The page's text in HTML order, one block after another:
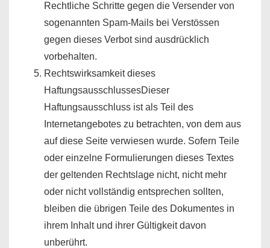
Rechtliche Schritte gegen die Versender von
sogenannten Spam-Mails bei Verstössen
gegen dieses Verbot sind ausdrücklich
vorbehalten.
Rechtswirksamkeit dieses
HaftungsausschlussesDieser
Haftungsausschluss ist als Teil des
Internetangebotes zu betrachten, von dem aus
auf diese Seite verwiesen wurde. Sofern Teile
oder einzelne Formulierungen dieses Textes
der geltenden Rechtslage nicht, nicht mehr
oder nicht vollständig entsprechen sollten,
bleiben die übrigen Teile des Dokumentes in
ihrem Inhalt und ihrer Gültigkeit davon
unberührt.